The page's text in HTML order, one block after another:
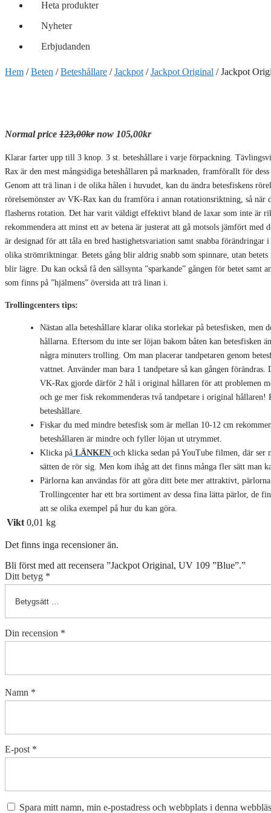
Heta produkter
Nyheter
Erbjudanden
Hem /Beten /Beteshållare /Jackpot /Jackpot Original / Jackpot
Normal price 123,00krnow 105,00kr
Klarar farter upp till 3 knop. 3 st. beteshållare i varje förpackning.
Rax är den mest mångsidiga beteshållaren på marknaden, framförallt för
Genom att trä linan i de olika hålen i huvudet, kan du ändra betesfiskens
rörelsemönster av VK-Rax kan du framföra i annan rotationsriktning, så när
flasherns rotation. Det har varit väldigt effektivt bland de laxar som inte är
rekommendera att minst ett av betena är justerat att gå motsols jämfört
är designad för att tåla en bred hastighetsvariation samt snabba
olika strömriktningar. Betets gång blir aldrig snabb som spinnare, utan
blir lägre. Du kan också få den sällsynta ”sparkande” gången för betet samt
som finns på ”hjälmens” översida att trä linan i.
Trollingcenters tips:
Nästan alla beteshållare klarar olika storlekar på betesfisken, men
hållarna. Eftersom du inte ser löjan bakom båten kan betesfisken
några minuters trolling. Om man placerar tandpetaren genom
vattnet. Använder man bara 1 tandpetare så kan gången
VK-Rax gjorde därför 2 hål i original hållaren för att problemen
och ge mer fisk rekommenderas två tandpetare i original hållaren!
beteshållare.
Fiskar du med mindre betesfisk som är mellan 10-12 cm
beteshållaren är mindre och fyller löjan ut utrymmet.
Klicka på LÄNKEN och klicka sedan på YouTube filmen, där ser
sätten de rör sig. Men kom ihåg att det finns många fler sätt man
Pärlorna kan användas för att göra ditt bete mer attraktivt,
Trollingcenter har ett bra sortiment av dessa fina lätta pärlor, de
att se olika exempel på hur du kan göra.
Vikt 0,01 kg
Det finns inga recensioner än.
Bli först med att recensera ”Jackpot Original, UV 109 ”Blue”.”
Ditt betyg *
Din recension *
Namn *
E-post *
Spara mitt namn, min e-postadress och webbplats i denna